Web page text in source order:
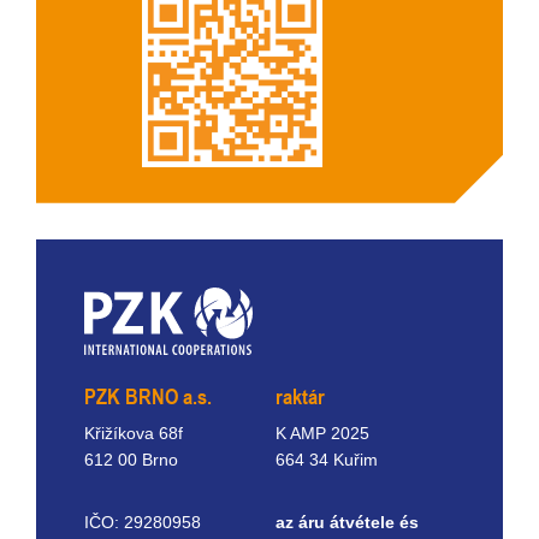
PZK BRNO a.s.
Křižíkova 68f
612 00 Brno
IČO: 29280958
raktár
K AMP 2025
664 34 Kuřim
az áru átvétele és